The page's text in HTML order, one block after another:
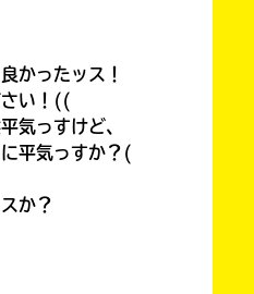
かったッス！
さい！((
気っすけど、
すか？(
か？